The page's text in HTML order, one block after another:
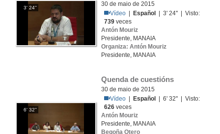
3' 24''
30 de maio de 2015
Vídeo
Español
| 3' 24'' | Visto:
739 veces
Antón Mouriz
Presidente, MANAIA
Organiza: Antón Mouriz
Presidente, MANAIA
6' 32''
Quenda de cuestións
30 de maio de 2015
Vídeo
Español
| 6' 32'' | Visto:
626 veces
Antón Mouriz
Presidente, MANAIA
Begoña Otero